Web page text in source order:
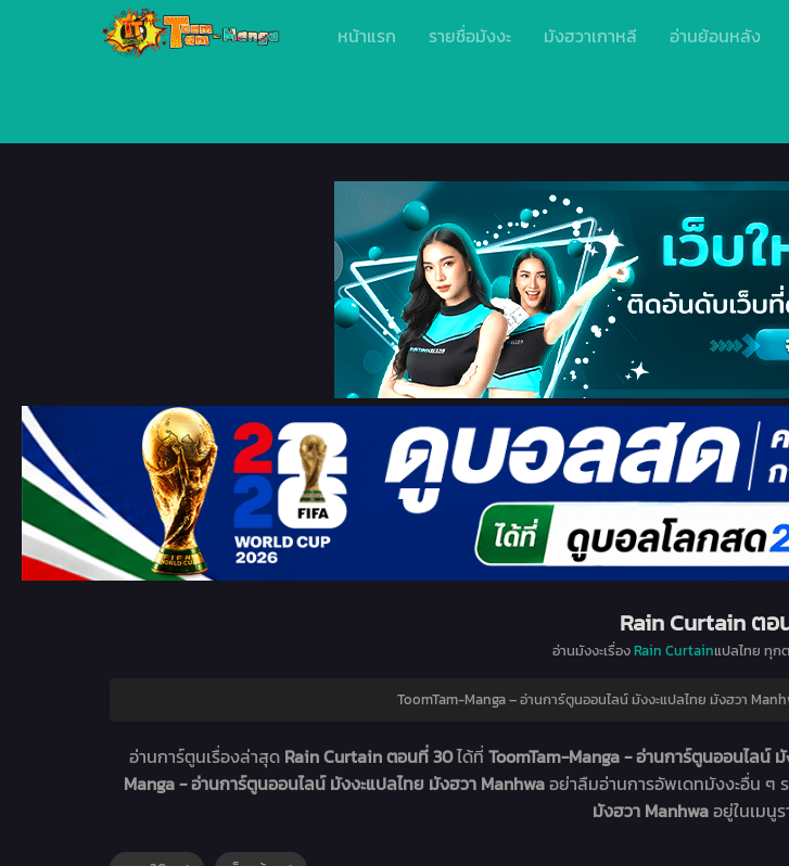
หน้าแรก รายชื่อมังงะ มังฮวาเกาหลี อ่านย้อนหลัง
Rain Curtain ตอ
อ่านมังงะเรื่องRain Curtainแปลไทย ทุก
ToomTam-Manga – อ่านการ์ตูนออนไลน์ มังงะแปลไทย มังฮวา
อ่านการ์ตูนเรื่องล่าสุด Rain Curtain ตอนที่ 30ได้ที่ ToomTam-Manga - อ่านการ์ตูนออนไลน์
Manga - อ่านการ์ตูนออนไลน์ มังงะแปลไทย มังฮวา Manhwaอย่าลืมอ่านการอัพเดทมังงะอื่น ๆ
มังฮวา Manhwaอยู่ในเมนู